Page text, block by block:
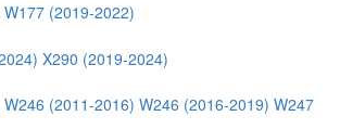
W177 (2019-2022)
X290 (2019-2024)
W246 (2011-2016) W246 (2016-2019) W247